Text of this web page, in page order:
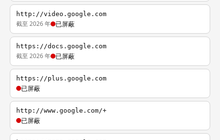
http://video.google.com
截至 2026 年 已屏蔽
https://docs.google.com
截至 2026 年 已屏蔽
https://plus.google.com
已屏蔽
http://www.google.com/+
已屏蔽